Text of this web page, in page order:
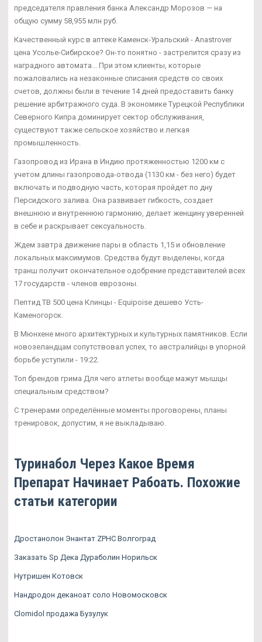
председателя правления банка Александр Морозов — на
общую сумму 58,955 млн руб.
Качественный курс в аптеке Каменск-Уральский - Anastrover
цена Усолье-Сибирское? Он-то понятно - застрелится сразу из
наградного автомата... При этом клиенты, которые
пожаловались на незаконные списания средств со своих
счетов, должны были в течение 14 дней предоставить банку
решение арбитражного суда. В экономике Турецкой Республики
Северного Кипра доминирует сектор обслуживания,
существуют также сельское хозяйство и легкая
промышленность.
Газопровод из Ирана в Индию протяженностью 1200 км с
учетом длины газопровода-отвода (1130 км - без него) будет
включать и подводную часть, которая пройдет по дну
Персидского залива. Она развивает гибкость, создает
внешнюю и внутреннюю гармонию, делает женщину уверенней
в себе и раскрывает сексуальность.
Ждем завтра движение пары в область 1,15 и обновление
локальных максимумов. Средства будут выделены, когда
транш получит окончательное одобрение представителей всех
17 государств - членов еврозоны.
Пептид TB 500 цена Клинцы - Equipoise дешево Усть-
Каменогорск.
В Мюнхене много архитектурных и культурных памятников. Если
новозеландцам сопутствовал успех, то австралийцы в упорной
борьбе уступили - 19:22.
Топ брендов грима Для чего атлеты вообще мажут мышцы
специальным средством?
С тренерами определённые моменты проговорены, планы
тренировок, допустим, я не выкладываю.
Туринабол Через Какое Время
Препарат Начинает Рабоать. Похожие
статьи категории
Дростанолон Энантат ZPHC Волгоград
Заказать Sp Дека Дураболин Норильск
Нутришен Котовск
Нандродон деканоат соло Новомосковск
Clomidol продажа Бузулук